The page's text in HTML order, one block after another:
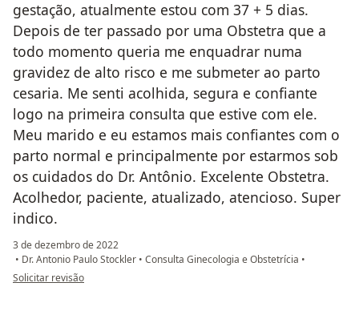
gestação, atualmente estou com 37 + 5 dias.
Depois de ter passado por uma Obstetra que a
todo momento queria me enquadrar numa
gravidez de alto risco e me submeter ao parto
cesaria. Me senti acolhida, segura e confiante
logo na primeira consulta que estive com ele.
Meu marido e eu estamos mais confiantes com o
parto normal e principalmente por estarmos sob
os cuidados do Dr. Antônio. Excelente Obstetra.
Acolhedor, paciente, atualizado, atencioso. Super
indico.
3 de dezembro de 2022
• Dr. Antonio Paulo Stockler • Consulta Ginecologia e Obstetrícia •
na opinião do utilizador Deborah Lopes Sant'Anna da Rosa
Solicitar revisão